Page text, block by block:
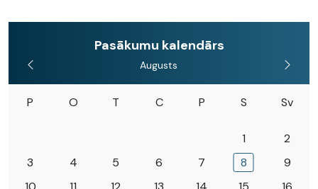
Pasākumu kalendārs
Augusts
P O T C P S Sv
1
2
3
4 5 6 7 8
9